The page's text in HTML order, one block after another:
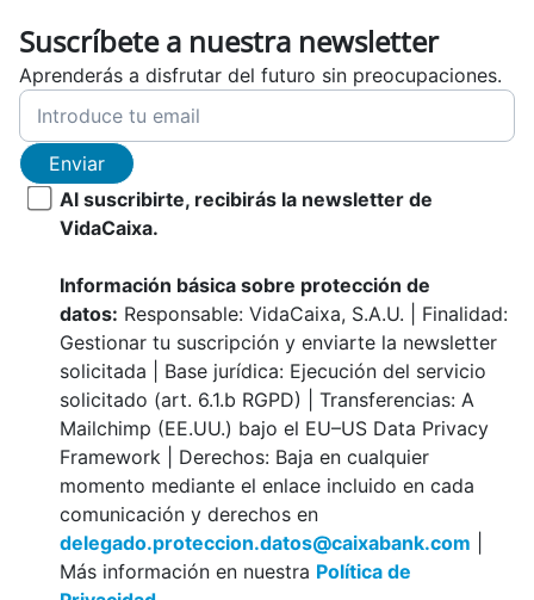
Suscríbete a nuestra newsletter
Aprenderás a disfrutar del futuro sin preocupaciones.
Enviar
Al suscribirte, recibirás la newsletter de
VidaCaixa.
Información básica sobre protección de
datos: Responsable: VidaCaixa, S.A.U. | Finalidad:
Gestionar tu suscripción y enviarte la newsletter
solicitada | Base jurídica: Ejecución del servicio
solicitado (art. 6.1.b RGPD) | Transferencias: A
Mailchimp (EE.UU.) bajo el EU–US Data Privacy
Framework | Derechos: Baja en cualquier
momento mediante el enlace incluido en cada
comunicación y derechos en
delegado.proteccion.datos@caixabank.com
Más información en nuestra Política de